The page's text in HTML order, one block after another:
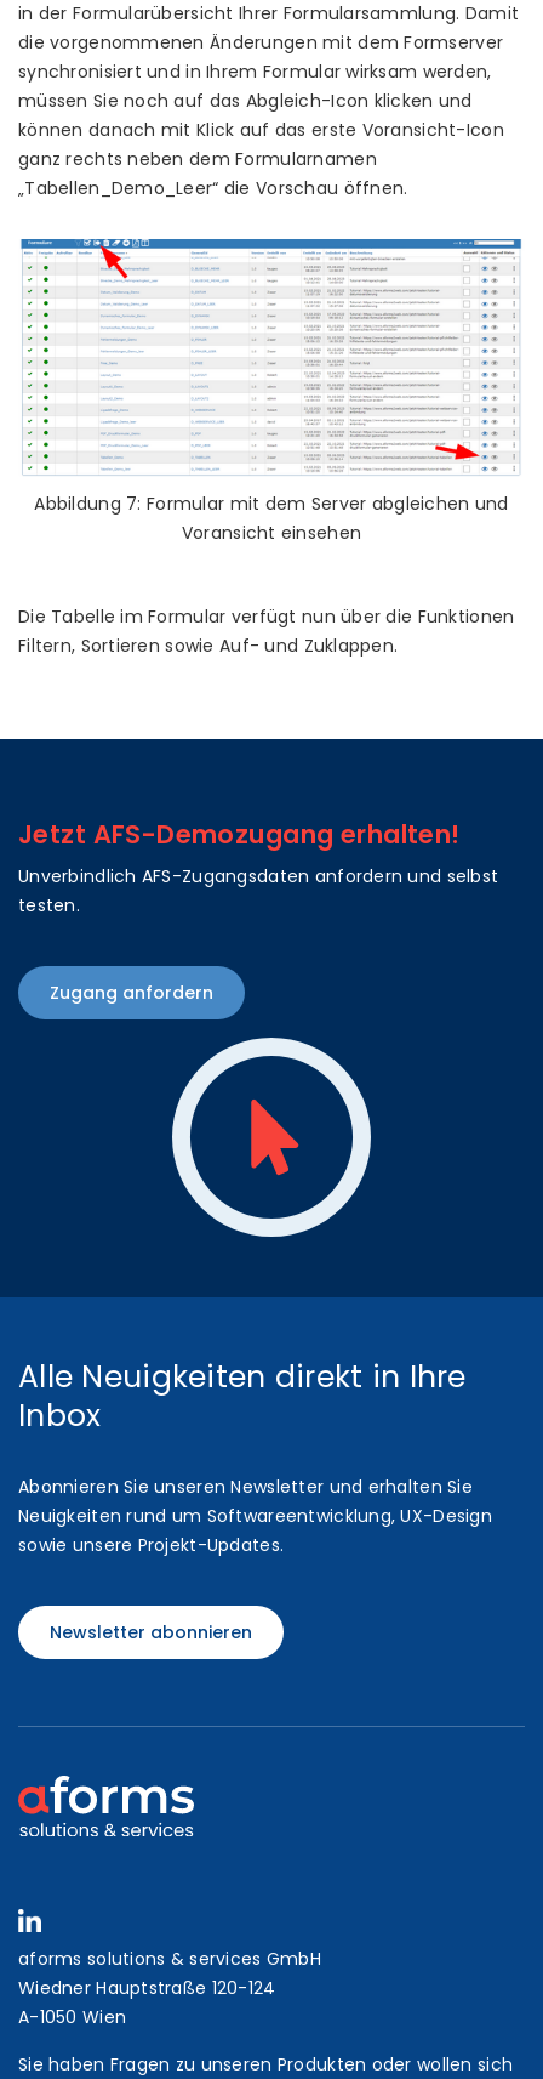
in der Formularübersicht Ihrer Formularsammlung. Damit
die vorgenommenen Änderungen mit dem Formserver
synchronisiert und in Ihrem Formular wirksam werden,
müssen Sie noch auf das Abgleich-Icon klicken und
können danach mit Klick auf das erste Voransicht-Icon
ganz rechts neben dem Formularnamen
„Tabellen_Demo_Leer“ die Vorschau öffnen.
Abbildung 7: Formular mit dem Server abgleichen und
Voransicht einsehen
Die Tabelle im Formular verfügt nun über die Funktionen
Filtern, Sortieren sowie Auf- und Zuklappen.
Jetzt AFS-Demozugang erhalten!
Unverbindlich AFS-Zugangsdaten anfordern und selbst
testen.
Zugang anfordern
Alle Neuigkeiten direkt in Ihre
Inbox
Abonnieren Sie unseren Newsletter und erhalten Sie
Neuigkeiten rund um Softwareentwicklung, UX-Design
sowie unsere Projekt-Updates.
Newsletter abonnieren
aforms solutions & services GmbH
Wiedner Hauptstraße 120-124
A-1050 Wien
Sie haben Fragen zu unseren Produkten oder wollen sich